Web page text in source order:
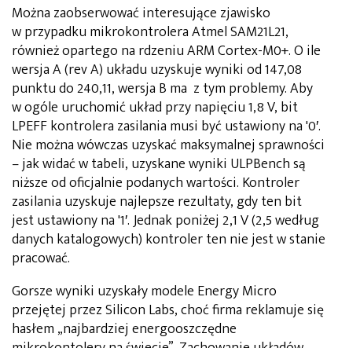
Można zaobserwować interesujące zjawisko
w przypadku mikrokontrolera Atmel SAM21L21,
również opartego na rdzeniu ARM Cortex-M0+. O ile
wersja A (rev A) układu uzyskuje wyniki od 147,08
punktu do 240,11, wersja B ma z tym problemy. Aby
w ogóle uruchomić układ przy napięciu 1,8 V, bit
LPEFF kontrolera zasilania musi być ustawiony na '0′.
Nie można wówczas uzyskać maksymalnej sprawności
– jak widać w tabeli, uzyskane wyniki ULPBench są
niższe od oficjalnie podanych wartości. Kontroler
zasilania uzyskuje najlepsze rezultaty, gdy ten bit
jest ustawiony na '1′. Jednak poniżej 2,1 V (2,5 według
danych katalogowych) kontroler ten nie jest w stanie
pracować.
Gorsze wyniki uzyskały modele Energy Micro
przejętej przez Silicon Labs, choć firma reklamuje się
hasłem „najbardziej energooszczędne